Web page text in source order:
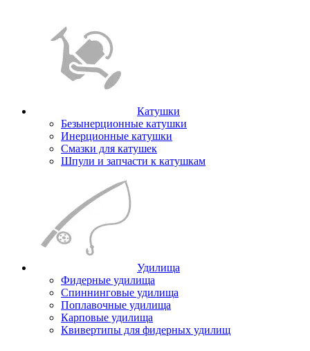
Катушки
Безынерционные катушки
Инерционные катушки
Смазки для катушек
Шпули и запчасти к катушкам
Удилища
Фидерные удилища
Спиннинговые удилища
Поплавочные удилища
Карповые удилища
Квивертипы для фидерных удилищ